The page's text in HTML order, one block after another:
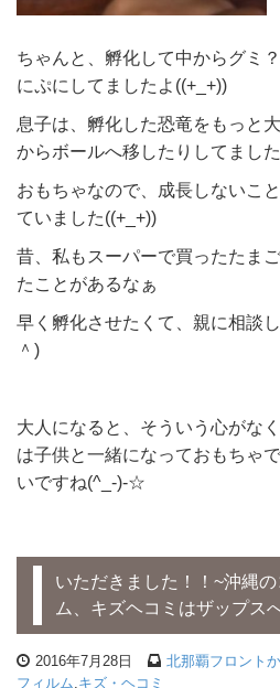
ちゃんと、孵化して中からグミ
にぷにしてましたよ((+_+))
息子は、孵化した恐竜をもっと
からボールへ移したりしてまし
おもちゃなので、成長しないこ
ていました((+_+))
昔、私もスーパーで買ったたま
たことがあるなぁ
早く孵化させたくて、親に相談
＾)
大人になると、そういう心がな
は子供と一緒になっておもちゃ
いですね(^_-)-☆
いただきました！！~沖縄
ム、キズヘコミはザップス
2016年7月28日 北那覇フロント
フィルム,キズ・ヘコミ